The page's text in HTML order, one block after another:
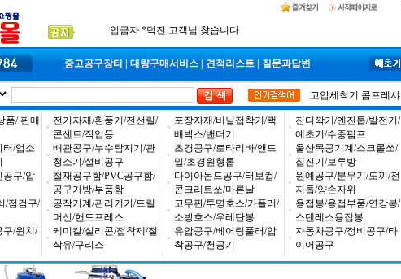
입금자 *덕진 고객님 찾습니다
중고공구장터 대량구매서비스 견적리스트 질문과답변
고압세척기 콤프레샤
품/ 판매
터/업소
공구/압
/점검구/
구/윈치/
전기자재/환풍기/전선릴/
콘센트/작업등
배관공구/누수탐지기/관
청소기/설비공구
철재공구함/PVC공구함/
공구가방/부품함
공작기계/관리기기/드릴
머신/핸드프레스
케미칼/실리콘/접착제/절
삭유/구리스
포장자재/비닐접착기/택
배박스/밴더기
초경공구/로타리바/앤드
밀/초경원형톱
다이아몬드공구/터보컵/
콘크리트쏘/마른날
고무판/투명호스/카플러/
소방호스/우레탄봉
유압공구/베어링풀러/압
착공구/천공기
잔디깍기/엔진톱/발전기/
예초기/수중펌프
울산목공기계/스크롤쏘/
집진기/보루방
원예공구/분무기/도끼/전
지톱/양손자위
용접봉/용접부품/연강봉/
스텐레스용접봉
자동차공구/정비공구/타
이어공구